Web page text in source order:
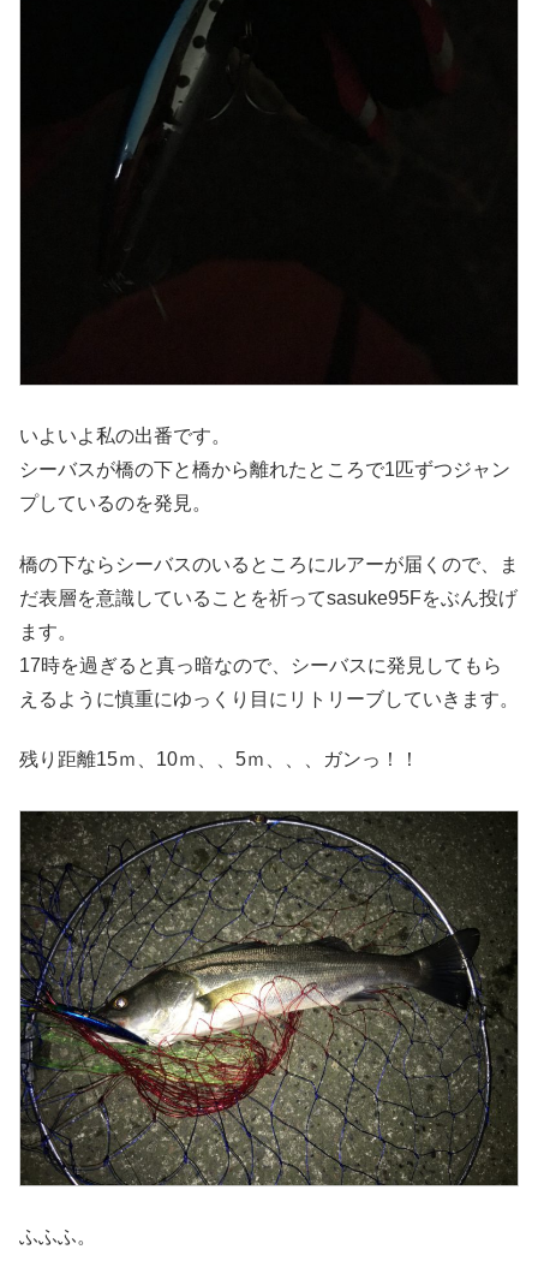
いよいよ私の出番です。
シーバスが橋の下と橋から離れたところで1匹ずつジャン
プしているのを発見。
橋の下ならシーバスのいるところにルアーが届くので、ま
だ表層を意識していることを祈ってsasuke95Fをぶん投げ
ます。
17時を過ぎると真っ暗なので、シーバスに発見してもら
えるように慎重にゆっくり目にリトリーブしていきます。
残り距離15ｍ、10ｍ、、5ｍ、、、ガンっ！！
ふふふ。